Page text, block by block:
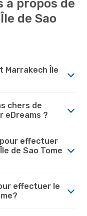
à propos de
de Sao
Marrakech Île
chers de
eDreams ?
effectuer
de Sao Tome
effectuer le